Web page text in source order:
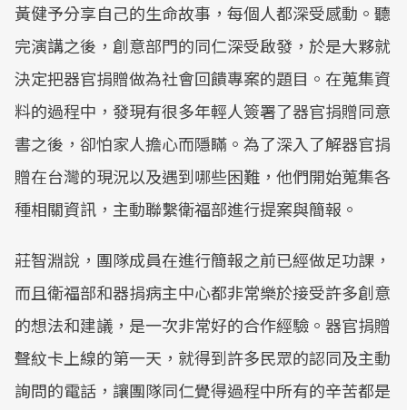
黃健予分享自己的生命故事，每個人都深受感動。聽
完演講之後，創意部門的同仁深受啟發，於是大夥就
決定把器官捐贈做為社會回饋專案的題目。在蒐集資
料的過程中，發現有很多年輕人簽署了器官捐贈同意
書之後，卻怕家人擔心而隱瞞。為了深入了解器官捐
贈在台灣的現況以及遇到哪些困難，他們開始蒐集各
種相關資訊，主動聯繫衛福部進行提案與簡報。
莊智淵說，團隊成員在進行簡報之前已經做足功課，
而且衛福部和器捐病主中心都非常樂於接受許多創意
的想法和建議，是一次非常好的合作經驗。器官捐贈
聲紋卡上線的第一天，就得到許多民眾的認同及主動
詢問的電話，讓團隊同仁覺得過程中所有的辛苦都是